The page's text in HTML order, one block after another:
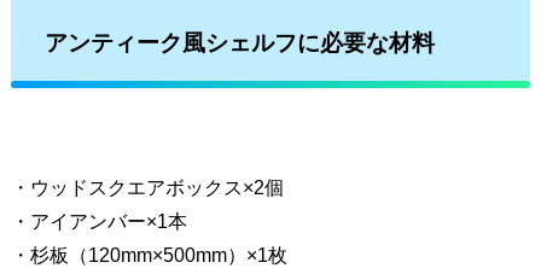
アンティーク風シェルフに必要な材料
・ウッドスクエアボックス×2個
・アイアンバー×1本
・杉板（120mm×500mm）×1枚